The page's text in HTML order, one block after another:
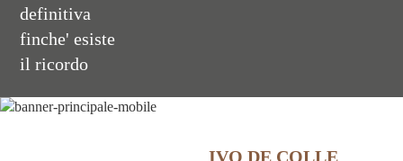
definitiva
finche' esiste
il ricordo
IVO DE COLLE